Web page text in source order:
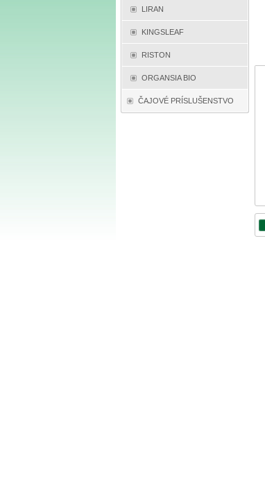
LIRAN
KINGSLEAF
RISTON
ORGANSIA BIO
ČAJOVÉ PRÍSLUŠENSTVO